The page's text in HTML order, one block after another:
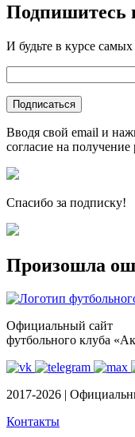
Подпишитесь
И будьте в курсе
Подписаться
Вводя свой email и
согласие на
Спасибо за подписку!
Произошла
Официальный сайт
футбольного клуба
2017-2026 |
Контакты